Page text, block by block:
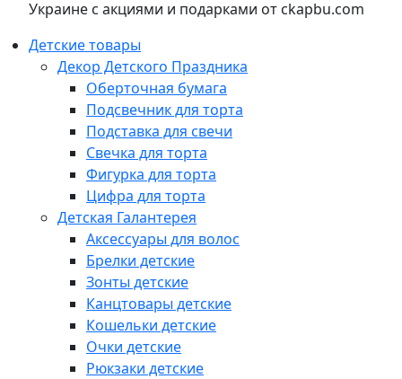
Украине с акциями и подарками от ckapbu.com
Детские товары
Декор Детского Праздника
Оберточная бумага
Подсвечник для торта
Подставка для свечи
Свечка для торта
Фигурка для торта
Цифра для торта
Детская Галантерея
Аксессуары для волос
Брелки детские
Зонты детские
Канцтовары детские
Кошельки детские
Очки детские
Рюкзаки детские